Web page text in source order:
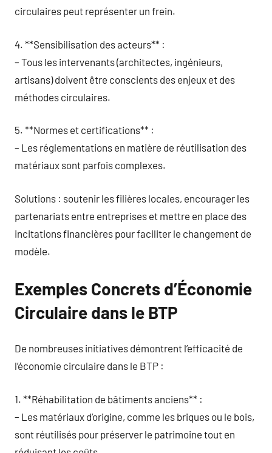
circulaires peut représenter un frein.
4. **Sensibilisation des acteurs** :
– Tous les intervenants (architectes, ingénieurs,
artisans) doivent être conscients des enjeux et des
méthodes circulaires.
5. **Normes et certifications** :
– Les réglementations en matière de réutilisation des
matériaux sont parfois complexes.
Solutions : soutenir les filières locales, encourager les
partenariats entre entreprises et mettre en place des
incitations financières pour faciliter le changement de
modèle.
Exemples Concrets d’Économie
Circulaire dans le BTP
De nombreuses initiatives démontrent l’efficacité de
l’économie circulaire dans le BTP :
1. **Réhabilitation de bâtiments anciens** :
– Les matériaux d’origine, comme les briques ou le bois,
sont réutilisés pour préserver le patrimoine tout en